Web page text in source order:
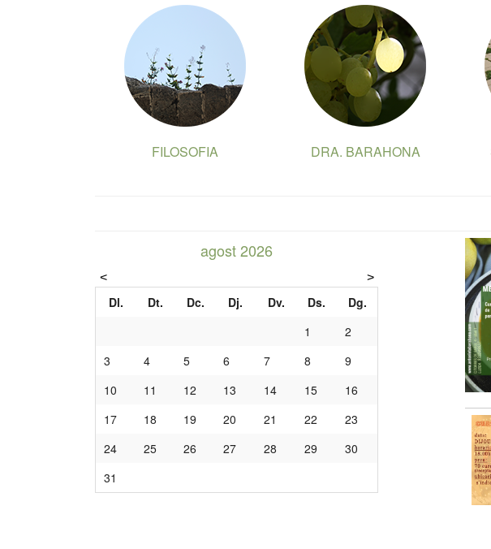
FILOSOFIA DRA. BARAHONA
agost 2026
Dl. Dt. Dc. Dj. Dv. Ds.
Dg.
1
2
3
4 5 6 7 8
9
10
11 12 13 14 15
16
17
18 19 20 21 22
23
24
25 26 27 28 29
30
31